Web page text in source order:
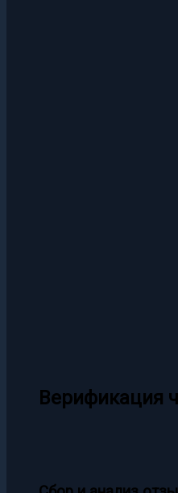
Верификация